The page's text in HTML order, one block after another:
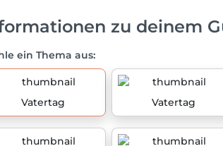
zu deinem
ein Thema aus:
Vatertag Vatertag